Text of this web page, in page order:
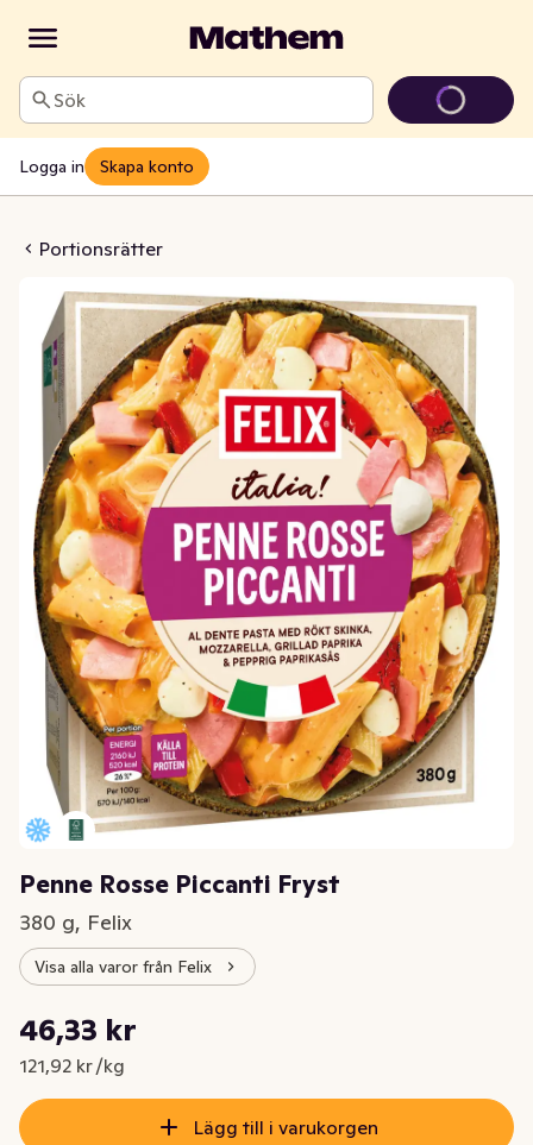
Sök
Logga in Skapa konto
Portionsrätter
Piccanti Fryst
Penne Rosse Piccanti Fryst
380 g, Felix
Visa alla varor från Felix
Nuvarande pris är: 46,33 kr
46,33 kr
121,92 kr /kg
Styckpris: 121,92 kr /kg
Lägg till i varukorgen